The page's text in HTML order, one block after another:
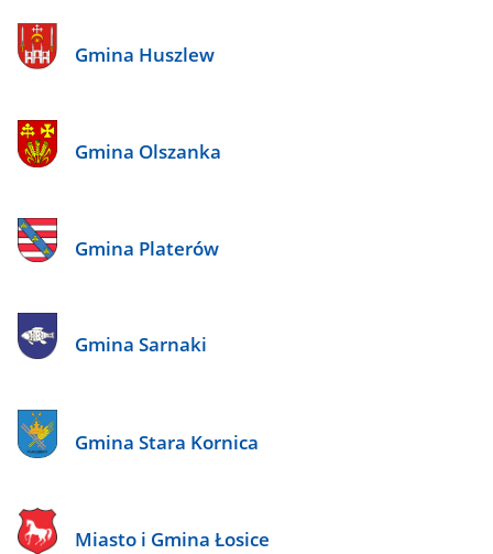
Gmina Huszlew
Gmina Olszanka
Gmina Platerów
Gmina Sarnaki
Gmina Stara Kornica
Miasto i Gmina Łosice